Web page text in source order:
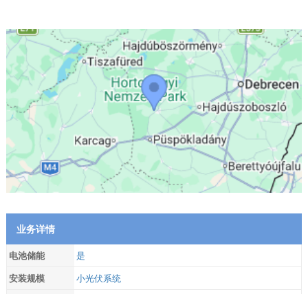
业务详情
电池储能
是
安装规模
小光伏系统